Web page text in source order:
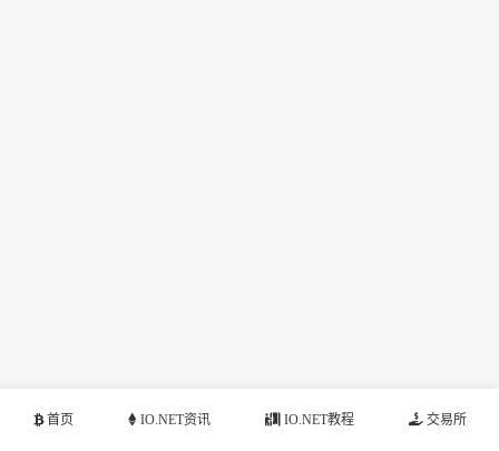
首页 IO.NET资讯 IO.NET教程 交易所